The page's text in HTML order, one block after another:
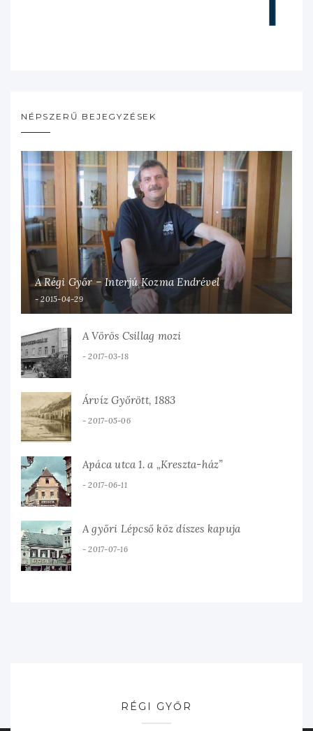
NÉPSZERŰ BEJEGYZÉSEK
A Régi Győr – Interjú Kozma Endrével
2015-04-29
A Vörös Csillag mozi
2017-03-18
Árvíz Győrött, 1883
2017-05-06
Apáca utca 1. a „Kreszta-ház”
2017-06-11
A győri Lépcső köz díszes kapuja
2017-07-16
RÉGI GYŐR